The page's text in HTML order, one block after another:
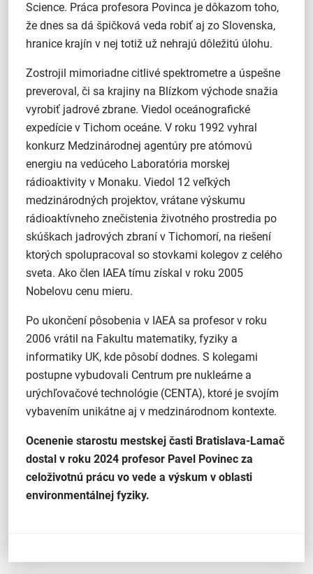
Science. Práca profesora Povinca je dôkazom toho,
že dnes sa dá špičková veda robiť aj zo Slovenska,
hranice krajín v nej totiž už nehrajú dôležitú úlohu.
Zostrojil mimoriadne citlivé spektrometre a úspešne
preveroval, či sa krajiny na Blízkom východe snažia
vyrobiť jadrové zbrane. Viedol oceánografické
expedície v Tichom oceáne. V roku 1992 vyhral
konkurz Medzinárodnej agentúry pre atómovú
energiu na vedúceho Laboratória morskej
rádioaktivity v Monaku. Viedol 12 veľkých
medzinárodných projektov, vrátane výskumu
rádioaktívneho znečistenia životného prostredia po
skúškach jadrových zbraní v Tichomorí, na riešení
ktorých spolupracoval so stovkami kolegov z celého
sveta. Ako člen IAEA tímu získal v roku 2005
Nobelovu cenu mieru.
Po ukončení pôsobenia v IAEA sa profesor v roku
2006 vrátil na Fakultu matematiky, fyziky a
informatiky UK, kde pôsobí dodnes. S kolegami
postupne vybudovali Centrum pre nukleárne a
urýchľovačové technológie (CENTA), ktoré je svojím
vybavením unikátne aj v medzinárodnom kontexte.
Ocenenie starostu mestskej časti Bratislava-Lamač
dostal v roku 2024 profesor Pavel Povinec za
celoživotnú prácu vo vede a výskum v oblasti
environmentálnej fyziky.